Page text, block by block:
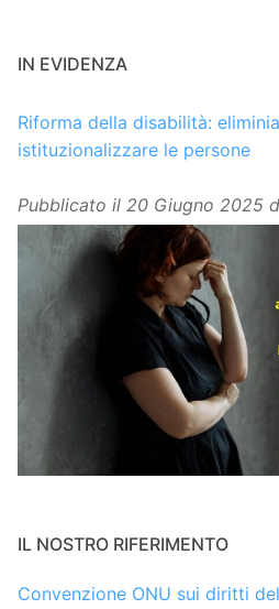
IN EVIDENZA
Riforma della disabilità:
istituzionalizzare le persone
Pubblicato il 20 Giugno 2025
IL NOSTRO RIFERIMENTO
Convenzione ONU sui diritti